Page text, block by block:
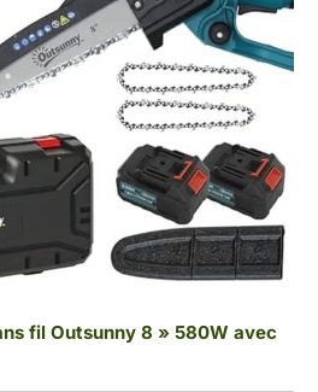
fil Outsunny 8 » 580W avec